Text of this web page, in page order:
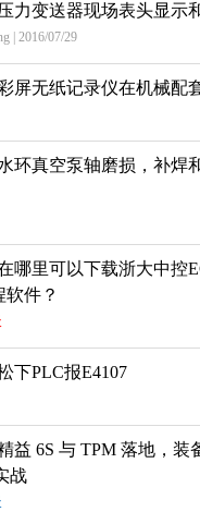
力变送器现场表头显示
| 2016/07/29
屏无纸记录仪在机械配
环真空泵轴磨损，补焊
哪里可以下载浙大中控
软件？
下PLC报E4107
益 6S 与 TPM 落地，装
战